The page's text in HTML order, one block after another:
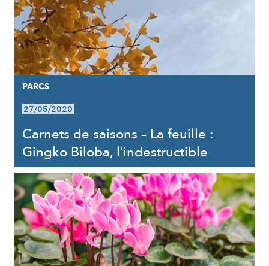
PARCS
27/05/2020
Carnets de saisons – La feuille :
Gingko Biloba, l’indestructible